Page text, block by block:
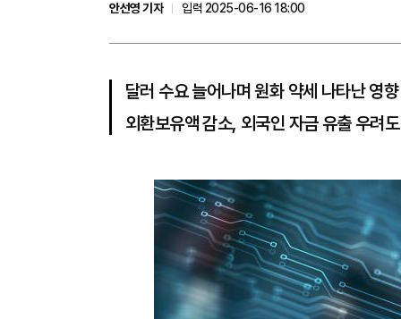
안선영 기자
입력 2025-06-16 18:00
달러 수요 늘어나며 원화 약세 나타난 영향
외환보유액 감소, 외국인 자금 유출 우려도